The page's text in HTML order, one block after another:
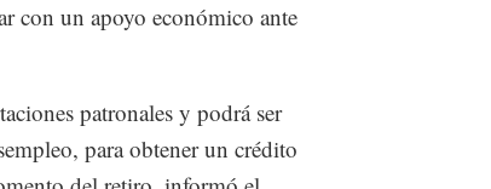
con un apoyo económico ante
patronales y podrá ser
para obtener un crédito